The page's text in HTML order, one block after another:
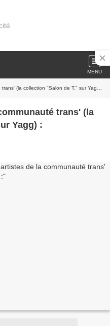
MENU
(la collection "Salon de T." sur Yagg) :
trans' (la
Yagg) :